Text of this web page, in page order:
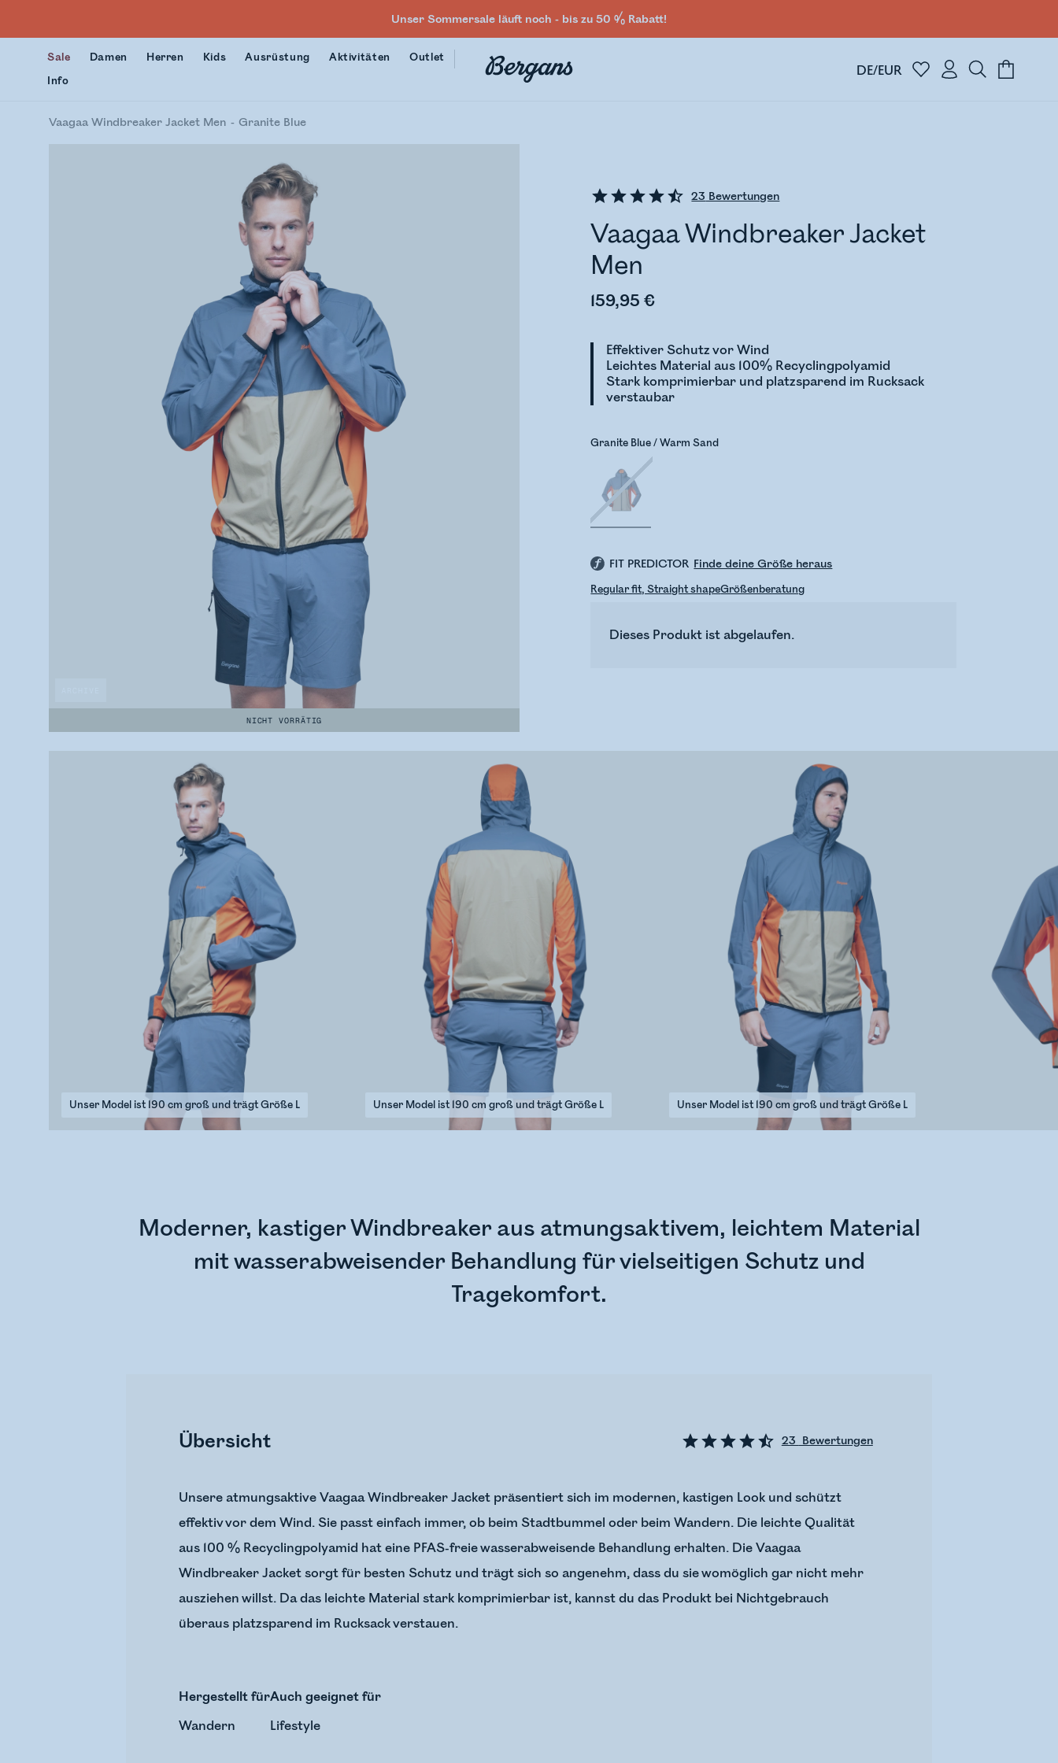
Unser Sommersale läuft noch - bis zu 50 % Rabatt!
Sale Damen Herren Kids Ausrüstung Aktivitäten
Outlet
Info
DE/EUR
Vaagaa Windbreaker Jacket Men Granite Blue
NICHT VORRÄTIG
23 Bewertungen
Vaagaa Windbreaker Jacket
Men
159,95 €
Effektiver Schutz vor Wind
Leichtes Material aus 100% Recyclingpolyamid
Stark komprimierbar und platzsparend im Rucksack
verstaubar
Granite Blue / Warm Sand
FIT PREDICTOR Finde deine Größe heraus
Regular fit, Straight shapeGrößenberatung
Dieses Produkt ist abgelaufen.
Unser Model ist 190 cm groß und trägt Größe L Unser Model ist 190 cm groß und trägt Größe L Unser Model ist 190 cm groß und trägt Größe L
Moderner, kastiger Windbreaker aus atmungsaktivem, leichtem Material
mit wasserabweisender Behandlung für vielseitigen Schutz und
Tragekomfort.
Übersicht 23 Bewertungen
Unsere atmungsaktive Vaagaa Windbreaker Jacket präsentiert sich im modernen, kastigen Look und schützt
effektiv vor dem Wind. Sie passt einfach immer, ob beim Stadtbummel oder beim Wandern. Die leichte Qualität
aus 100 % Recyclingpolyamid hat eine PFAS-freie wasserabweisende Behandlung erhalten. Die Vaagaa
Windbreaker Jacket sorgt für besten Schutz und trägt sich so angenehm, dass du sie womöglich gar nicht mehr
ausziehen willst. Da das leichte Material stark komprimierbar ist, kannst du das Produkt bei Nichtgebrauch
überaus platzsparend im Rucksack verstauen.
Hergestellt für
Wandern
Auch geeignet für
Lifestyle